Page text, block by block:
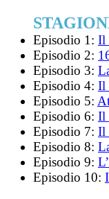
Episodio 1: Il
Episodio 2:
Episodio 3:
Episodio 4: Il
Episodio 5:
Episodio 6: Il
Episodio 7: Il
Episodio 8:
Episodio 9:
Episodio 10: